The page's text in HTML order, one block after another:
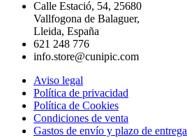
Calle Estació, 54, 25680
Vallfogona de Balaguer,
Lleida, España
621 248 776
info.store@cunipic.com
Aviso legal
Política de privacidad
Política de Cookies
Condiciones de venta
Gastos de envío y plazo de entrega